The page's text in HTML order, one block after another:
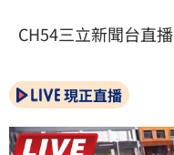
CH54三立新聞台直播
現正直播